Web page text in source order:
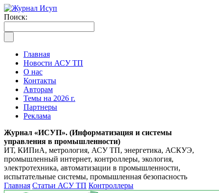
Поиск:
Главная
Новости АСУ ТП
О нас
Контакты
Авторам
Темы на 2026 г.
Партнеры
Реклама
Журнал «ИСУП». (Информатизация и системы
управления в промышленности)
ИТ, КИПиА, метрология, АСУ ТП, энергетика, АСКУЭ,
промышленный интернет, контроллеры, экология,
электротехника, автоматизации в промышленности,
испытательные системы, промышленная безопасность
Главная Статьи АСУ ТП Контроллеры